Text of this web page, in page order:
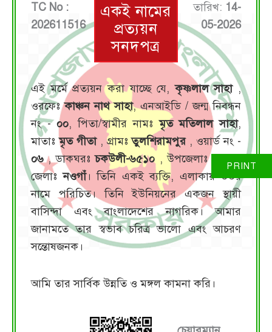
TC No :
202611516
একই নামের
প্রত্যয়ন
সনদপত্র
তারিখ: 14-
05-2026
এই মর্মে প্রত্যয়ন করা যাচ্ছে যে,কৃষ্ণলাল সাহা,
ওরফেঃকাঞ্চন নাথ সাহা, এনআইডি / জন্ম নিবন্ধন
নং -০০, পিতা/স্বামীর নামঃমৃত মতিলাল সাহা,
মাতাঃমৃত গীতা , গ্রামঃতুলশিরামপুর , ওয়ার্ড নং -
০৬, ডাকঘরঃচকউলী-৬৫১০ , উপজেলাঃ
জেলাঃনওগাঁ। তিনি একই ব্যক্তি, এলাকায় উভয়
নামে পরিচিত। তিনি ইউনিয়নের একজন স্থায়ী
বাসিন্দা এবং বাংলাদেশের নাগরিক। আমার
জানামতে তার স্বভাব চরিত্র ভালো এবং আচরণ
সন্তোষজনক।
আমি তার সার্বিক উন্নতি ও মঙ্গল কামনা করি।